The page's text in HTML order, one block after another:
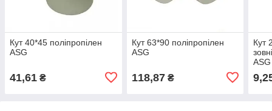
Кут 40*45 поліпропілен
ASG
41,61 ₴
Кут 63*90 поліпропілен
ASG
118,87₴
Кут
ASG